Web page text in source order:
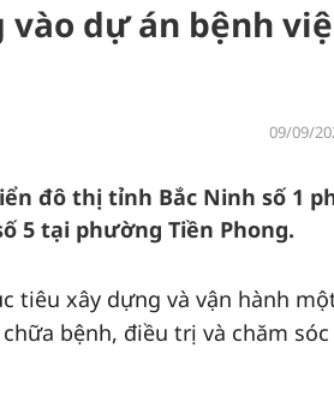
dự án bệnh
09/09/
đô thị tỉnh Bắc Ninh số 1
5 tại phường Tiền Phong.
tiêu xây dựng và vận hành
bệnh, điều trị và chăm sóc